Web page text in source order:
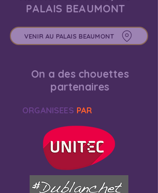
PALAIS BEAUMONT
VENIR AU PALAIS BEAUMONT
On a des chouettes
partenaires
ORGANISEES PAR